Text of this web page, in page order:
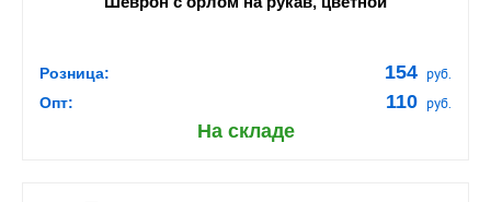
Розница: 154 руб.
Опт: 110 руб.
На складе